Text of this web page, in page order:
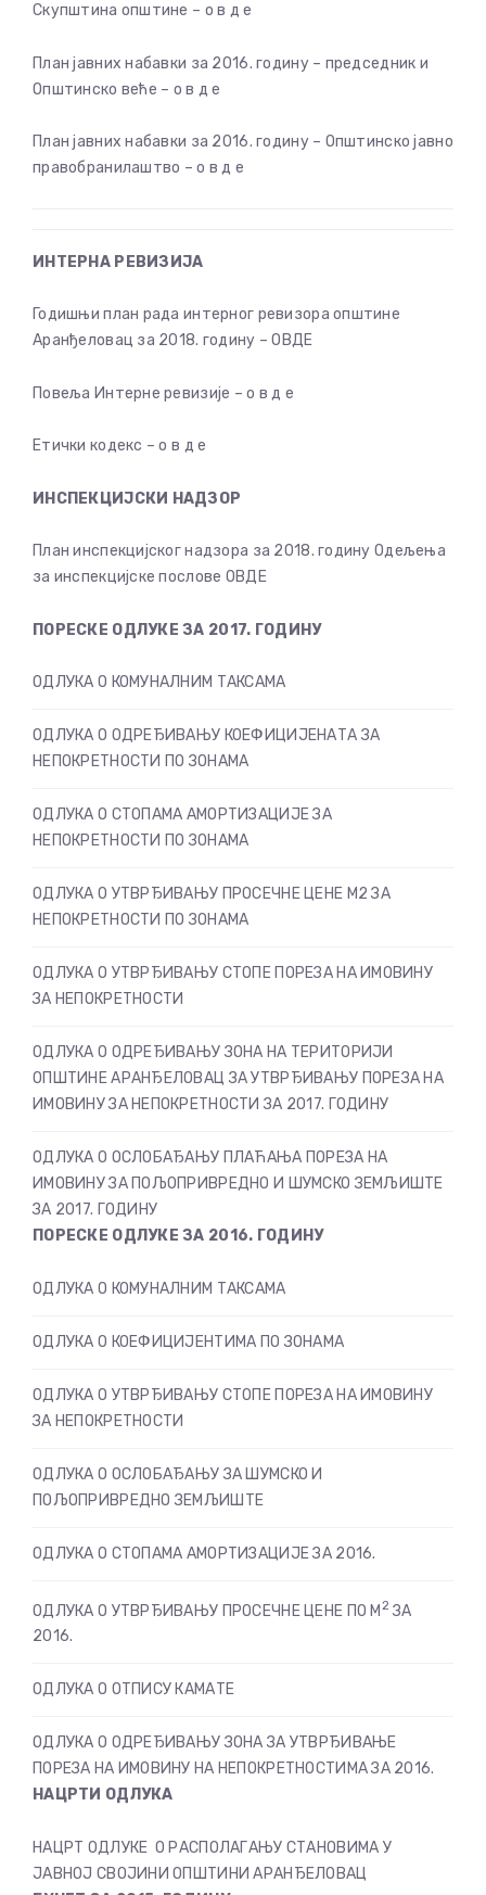
Скупштина општине – о в д е
План јавних набавки за 2016. годину – председник и
Општинско веће – о в д е
План јавних набавки за 2016. годину – Општинско јавно
правобранилаштво – о в д е
ИНТЕРНА РЕВИЗИЈА
Годишњи план рада интерног ревизора општине
Аранђеловац за 2018. годину – ОВДЕ
Повеља Интерне ревизије – о в д е
Етички кодекс – о в д е
ИНСПЕКЦИЈСКИ НАДЗОР
План инспекцијског надзора за 2018. годину Одељења
за инспекцијске послове ОВДЕ
ПОРЕСКЕ ОДЛУКЕ ЗА 2017. ГОДИНУ
ОДЛУКА О КОМУНАЛНИМ ТАКСАМА
ОДЛУКА О ОДРЕЂИВАЊУ КОЕФИЦИЈЕНАТА ЗА
НЕПОКРЕТНОСТИ ПО ЗОНАМА
ОДЛУКА О СТОПАМА АМОРТИЗАЦИЈЕ ЗА
НЕПОКРЕТНОСТИ ПО ЗОНАМА
ОДЛУКА О УТВРЂИВАЊУ ПРОСЕЧНЕ ЦЕНЕ М2 ЗА
НЕПОКРЕТНОСТИ ПО ЗОНАМА
ОДЛУКА О УТВРЂИВАЊУ СТОПЕ ПОРЕЗА НА ИМОВИНУ
ЗА НЕПОКРЕТНОСТИ
ОДЛУКА О ОДРЕЂИВАЊУ ЗОНА НА ТЕРИТОРИЈИ
ОПШТИНЕ АРАНЂЕЛОВАЦ ЗА УТВРЂИВАЊУ ПОРЕЗА НА
ИМОВИНУ ЗА НЕПОКРЕТНОСТИ ЗА 2017. ГОДИНУ
ОДЛУКА О ОСЛОБАЂАЊУ ПЛАЋАЊА ПОРЕЗА НА
ИМОВИНУ ЗА ПОЉОПРИВРЕДНО И ШУМСКО ЗЕМЉИШТЕ
ЗА 2017. ГОДИНУ
ПОРЕСКЕ ОДЛУКЕ ЗА 2016. ГОДИНУ
ОДЛУКА О КОМУНАЛНИМ ТАКСАМА
ОДЛУКА О КОЕФИЦИЈЕНТИМА ПО ЗОНАМА
ОДЛУКА О УТВРЂИВАЊУ СТОПЕ ПОРЕЗА НА ИМОВИНУ
ЗА НЕПОКРЕТНОСТИ
ОДЛУКА О ОСЛОБАЂАЊУ ЗА ШУМСКО И
ПОЉОПРИВРЕДНО ЗЕМЉИШТЕ
ОДЛУКА О СТОПАМА АМОРТИЗАЦИЈЕ ЗА 2016.
ОДЛУКА О УТВРЂИВАЊУ ПРОСЕЧНЕ ЦЕНЕ ПО М2ЗА
2016.
ОДЛУКА О ОТПИСУ КАМАТЕ
ОДЛУКА О ОДРЕЂИВАЊУ ЗОНА ЗА УТВРЂИВАЊЕ
ПОРЕЗА НА ИМОВИНУ НА НЕПОКРЕТНОСТИМА ЗА 2016.
НАЦРТИ ОДЛУКА
НАЦРТ ОДЛУКЕ О РАСПОЛАГАЊУ СТАНОВИМА У
ЈАВНОЈ СВОЈИНИ ОПШТИНИ АРАНЂЕЛОВАЦ